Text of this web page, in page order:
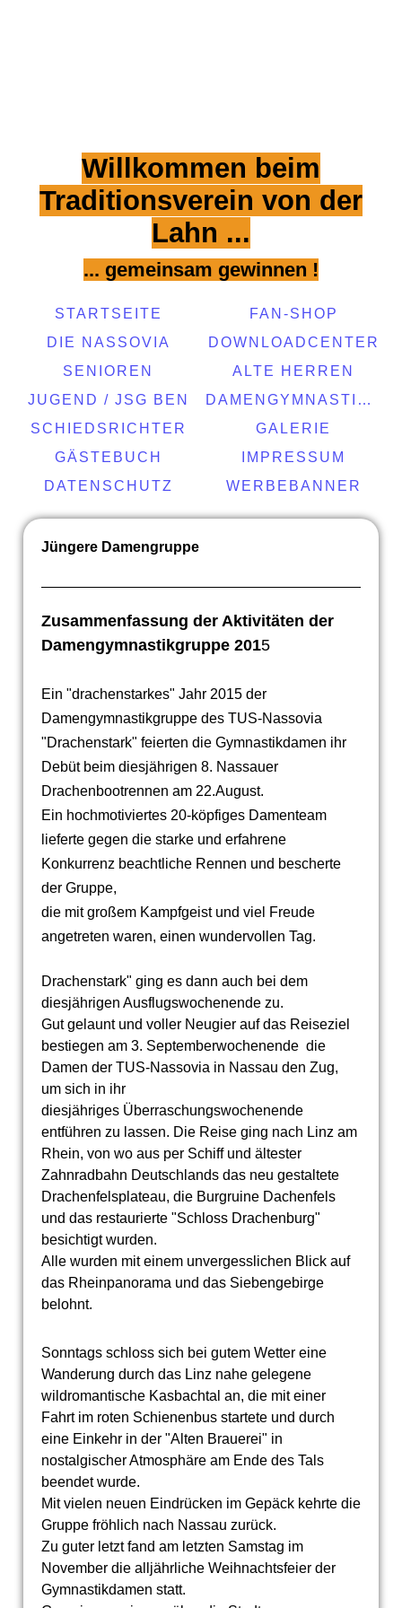
Willkommen beim
Traditionsverein von der
Lahn ...
... gemeinsam gewinnen !
STARTSEITE
FAN-SHOP
DIE NASSOVIA
DOWNLOADCENTER
SENIOREN
ALTE HERREN
JUGEND / JSG BEN
DAMENGYMNASTIKGRUPPE
SCHIEDSRICHTER
GALERIE
GÄSTEBUCH
IMPRESSUM
DATENSCHUTZ
WERBEBANNER
Jüngere Damengruppe
Zusammenfassung der Aktivitäten der
Damengymnastikgruppe 2015
Ein "drachenstarkes" Jahr 2015 der
Damengymnastikgruppe des TUS-Nassovia
"Drachenstark" feierten die Gymnastikdamen ihr
Debüt beim diesjährigen 8. Nassauer
Drachenbootrennen am 22.August.
Ein hochmotiviertes 20-köpfiges Damenteam
lieferte gegen die starke und erfahrene
Konkurrenz beachtliche Rennen und bescherte
der Gruppe,
die mit großem Kampfgeist und viel Freude
angetreten waren, einen wundervollen Tag.
Drachenstark" ging es dann auch bei dem
diesjährigen Ausflugswochenende zu.
Gut gelaunt und voller Neugier auf das Reiseziel
bestiegen am 3. Septemberwochenende die
Damen der TUS-Nassovia in Nassau den Zug,
um sich in ihr
diesjähriges Überraschungswochenende
entführen zu lassen. Die Reise ging nach Linz am
Rhein, von wo aus per Schiff und ältester
Zahnradbahn Deutschlands das neu gestaltete
Drachenfelsplateau, die Burgruine Dachenfels
und das restaurierte "Schloss Drachenburg"
besichtigt wurden.
Alle wurden mit einem unvergesslichen Blick auf
das Rheinpanorama und das Siebengebirge
belohnt.
Sonntags schloss sich bei gutem Wetter eine
Wanderung durch das Linz nahe gelegene
wildromantische Kasbachtal an, die mit einer
Fahrt im roten Schienenbus startete und durch
eine Einkehr in der "Alten Brauerei" in
nostalgischer Atmosphäre am Ende des Tals
beendet wurde.
Mit vielen neuen Eindrücken im Gepäck kehrte die
Gruppe fröhlich nach Nassau zurück.
Zu guter letzt fand am letzten Samstag im
November die alljährliche Weihnachtsfeier der
Gymnastikdamen statt.